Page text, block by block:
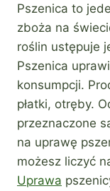
Pszenica to
zboża na
roślin ustępuje
Pszenica
konsumpcji.
płatki, otręby.
przeznaczone
na uprawę
możesz liczyć
Uprawa